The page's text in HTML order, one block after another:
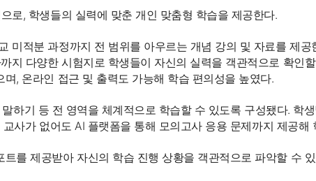
로, 학생들의 실력에 맞춘 개인 맞춤형 학습을 제공한다.
미적분 과정까지 전 범위를 아우르는 개념 강의 및 자료를 제
지 다양한 시험지로 학생들이 자신의 실력을 객관적으로 확인
, 온라인 접근 및 출력도 가능해 학습 편의성을 높였다.
하기 등 전 영역을 체계적으로 학습할 수 있도록 구성됐다. 학
사가 없어도 AI 플랫폼을 통해 모의고사 응용 문제까지 제공
를 제공받아 자신의 학습 진행 상황을 객관적으로 파악할 수